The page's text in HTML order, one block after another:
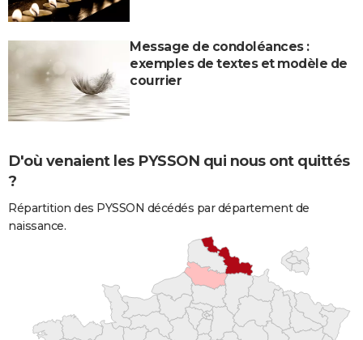
Message de condoléances :
exemples de textes et modèle de
courrier
D'où venaient les PYSSON qui nous ont quittés
?
Répartition des PYSSON décédés par département de
naissance.